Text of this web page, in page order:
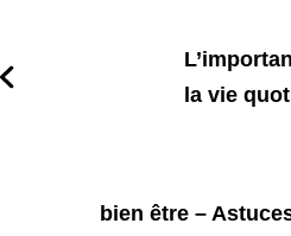
la vie
bien être –